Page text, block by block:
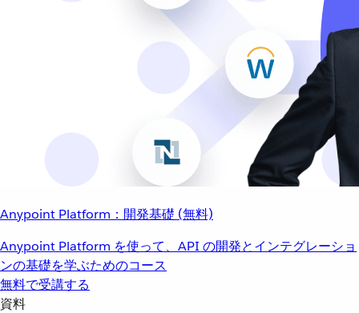
Anypoint Platform：開発基礎 (無料)
Anypoint Platform を使って、API の開発とインテグレーショ
ンの基礎を学ぶためのコース
無料で受講する
資料